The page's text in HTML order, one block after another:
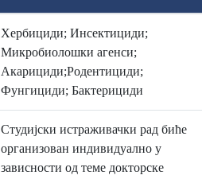
Хербициди; Инсектициди;
Микробиолошки агенси;
Акарициди;Родентициди;
Фунгициди; Бактерициди
Студијски истраживачки рад биће
организован индивидуално у
зависности од теме докторске